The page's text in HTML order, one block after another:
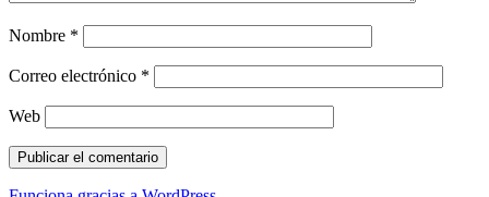
Nombre *
Correo electrónico *
Web